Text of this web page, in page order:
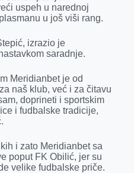
uspeh u narednoj
u još viši rang.
izrazio je
saradnje.
Meridianbet je od
naš klub, već i za čitavu
doprineti i sportskim
i fudbalske tradicije,
i zato Meridianbet sa
poput FK Obilić, jer su
velike fudbalske priče.